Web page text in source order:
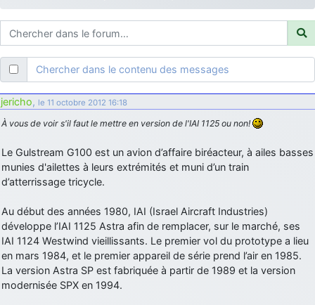
d9pouces: ouakamois > si tu parles du sujet sur l'Armée de l'Air,
bien sûr que oui !
je suis un avion@,._,+: Bonjour je viens d'arriver il y a quelques
moi et quelques avions n'ont pas les mêmes noms qu'aujourd'hui
ouakamois: Bonjourà toutes et à tous.en espérantque ces
quelques images du Pays Basque vous auront plu ; Agur…
fox_50: Bonjour, certains parmis vous étaient-ils présent au
meeting de Lann Bihoué de 2026 ?
au site!
jericho: Bonne année et tous mes meilleurs voeux à tous pour
2026 !
little boy
: je vous souhaite un bon réveillon pour cette nouvelle
année!
Chercher dans le contenu des messages
jericho, le 11 octobre 2012 16:18
À vous de voir s'il faut le mettre en version de l'IAI 1125 ou non!
Le Gulstream G100 est un avion d’affaire biréacteur, à ailes basses
munies d'ailettes à leurs extrémités et muni d’un train
d’atterrissage tricycle.
Au début des années 1980, IAI (Israel Aircraft Industries)
développe l’IAI 1125 Astra afin de remplacer, sur le marché, ses
IAI 1124 Westwind vieillissants. Le premier vol du prototype a lieu
en mars 1984, et le premier appareil de série prend l’air en 1985.
La version Astra SP est fabriquée à partir de 1989 et la version
modernisée SPX en 1994.